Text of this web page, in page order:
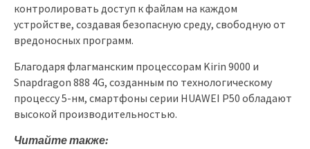
контролировать доступ к файлам на каждом
устройстве, создавая безопасную среду, свободную от
вредоносных программ.
Благодаря флагманским процессорам Kirin 9000 и
Snapdragon 888 4G, созданным по технологическому
процессу 5-нм, смартфоны серии HUAWEI P50 обладают
высокой производительностью.
Читайте также: